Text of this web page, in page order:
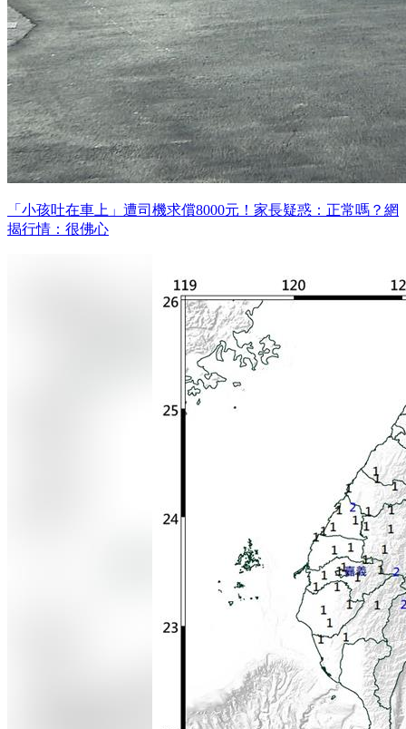
「小孩吐在車上」遭司機求償8000元！家長疑惑：正常嗎？網
揭行情：很佛心